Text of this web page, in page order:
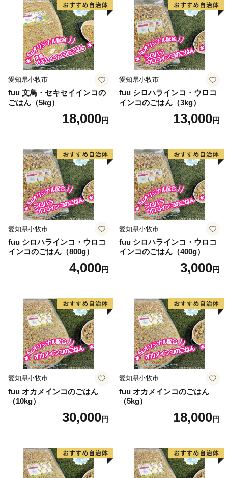
ざまな分野に活用させていただき、施策に反映させてま
いりますので、応援をよろしくお願いいたします。
※本市では、いかなる理由があっても、お申込後の寄附
の取り下げ（キャンセル）及び寄附金の返金は致しかね
ますので御注意ください。
愛知県小牧市
fuu 文鳥・セキセイインコの
ごはん（5kg）
18,000円
愛知県小牧市
fuu シロハラインコ・ウロコ
インコのごはん（3kg）
13,000円
愛知県小牧市
fuu シロハラインコ・ウロコ
インコのごはん（800g）
4,000円
愛知県小牧市
fuu シロハラインコ・ウロコ
インコのごはん（400g）
3,000円
愛知県小牧市
fuu オカメインコのごはん
（10kg）
30,000円
愛知県小牧市
fuu オカメインコのごはん
（5kg）
18,000円